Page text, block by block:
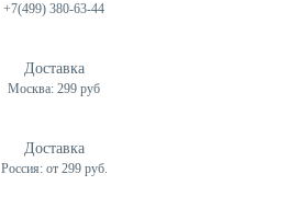
+7(499) 380-63-44
Доставка
Москва: 299 руб
Доставка
Россия: от 299 руб.